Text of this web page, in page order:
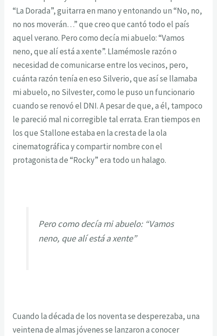
“La Dorada”, guitarra en mano y entonando un “No, no,
no nos moverán…” que creo que cantó todo el país
aquel verano. Pero como decía mi abuelo: “Vamos
neno, que alí está a xente”. Llamémosle razón o
necesidad de comunicarse entre los vecinos, pero,
cuánta razón tenía en eso Silverio, que así se llamaba
mi abuelo, no Silvester, como le puso un funcionario
cuando se renovó el DNI. A pesar de que, a él, tampoco
le pareció mal ni corregible tal errata. Eran tiempos en
los que Stallone estaba en la cresta de la ola
cinematográfica y compartir nombre con el
protagonista de “Rocky” era todo un halago.
Pero como decía mi abuelo: “Vamos
neno, que alí está a xente”
Cuando la década de los noventa se desperezaba, una
veintena de almas jóvenes se lanzaron a conocer